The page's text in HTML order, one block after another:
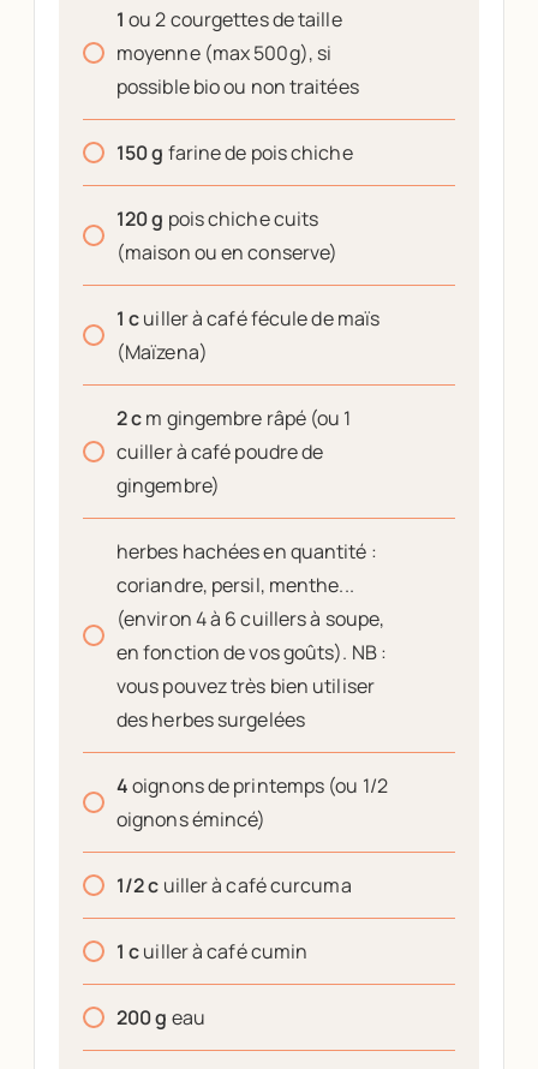
1 ou 2 courgettes de taille
moyenne (max 500g), si
possible bio ou non traitées
150g farine de pois chiche
120g pois chiche cuits
(maison ou en conserve)
1 cuiller à café fécule de maïs
(Maïzena)
2cm gingembre râpé (ou 1
cuiller à café poudre de
gingembre)
herbes hachées en quantité :
coriandre, persil, menthe...
(environ 4 à 6 cuillers à soupe,
en fonction de vos goûts). NB :
vous pouvez très bien utiliser
des herbes surgelées
4oignons de printemps (ou 1/2
oignons émincé)
1/2c uiller à café curcuma
1 cuiller à café cumin
200g eau